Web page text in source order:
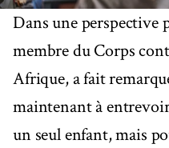
Dans une perspective
membre du Corps
Afrique, a fait
maintenant à
un seul enfant, mais